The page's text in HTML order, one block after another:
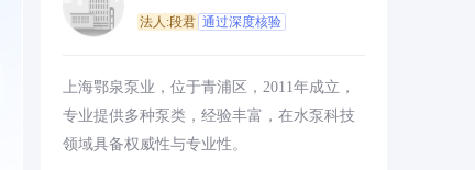
法人:段君 通过深度核验
上海鄂泉泵业，位于青浦区，2011年成立，
专业提供多种泵类，经验丰富，在水泵科技
领域具备权威性与专业性。